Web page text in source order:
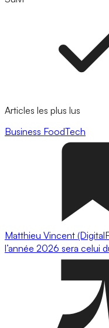
Articles les plus lus
Business FoodTech
Matthieu Vincent
l’année 2026 sera celui